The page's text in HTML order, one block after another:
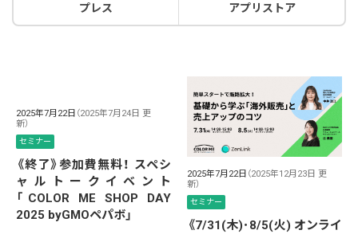
プレス アプリストア
2025年7月22日 （2025年7月24日 更
新）
セミナー
《終了》参加費無料！ スペシ
ャルトークイベント
「COLOR ME SHOP DAY
2025 byGMOペパボ」
2025年7月22日 （2025年12月23日 更
新）
セミナー
《7/31(木)･8/5(火) オンライ